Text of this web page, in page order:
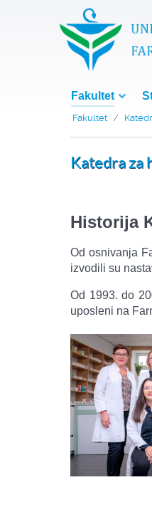
Fakultet
Fakultet
Katedra za
Historija
Od osnivanja
izvodili su
Od 1993. do
uposleni na